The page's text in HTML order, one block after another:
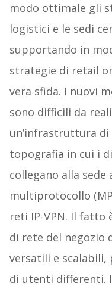
modo ottimale gli
logistici e le sedi
supportando in
strategie di retail
vera sfida. I nuovi
sono difficili da
un’infrastruttura
topografia in cui i
collegano alla
multiprotocollo
reti IP-VPN. Il
di rete del negozio
versatili e
di utenti differenti.